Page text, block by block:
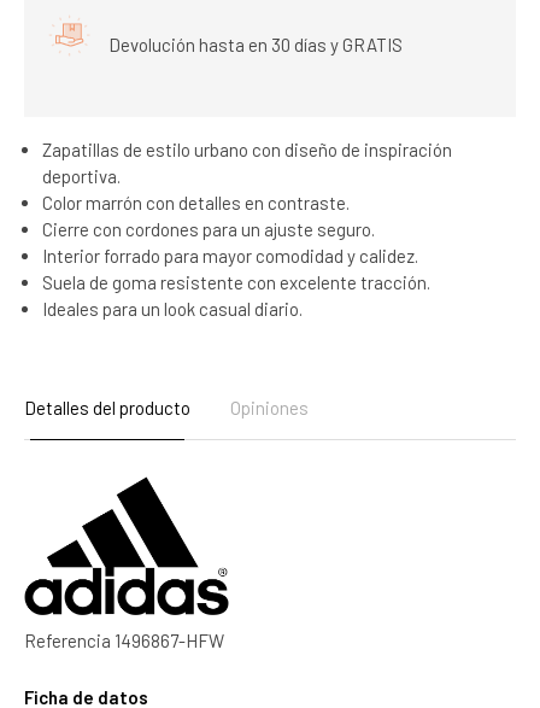
Devolución hasta en 30 días y GRATIS
Zapatillas de estilo urbano con diseño de inspiración
deportiva.
Color marrón con detalles en contraste.
Cierre con cordones para un ajuste seguro.
Interior forrado para mayor comodidad y calidez.
Suela de goma resistente con excelente tracción.
Ideales para un look casual diario.
Detalles del producto Opiniones
Referencia 1496867-HFW
Ficha de datos